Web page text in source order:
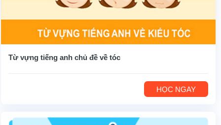
Từ vựng tiếng anh chủ đề về tóc
HỌC NGAY